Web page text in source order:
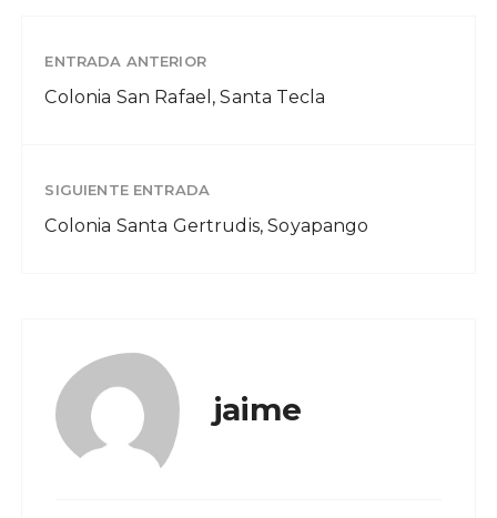
ENTRADA ANTERIOR
Colonia San Rafael, Santa Tecla
SIGUIENTE ENTRADA
Colonia Santa Gertrudis, Soyapango
jaime